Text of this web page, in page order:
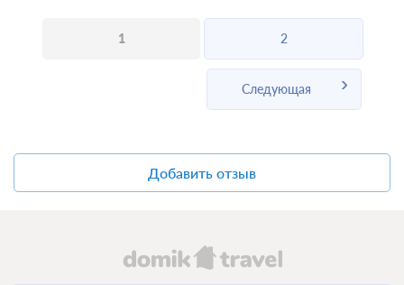
1 2
Следующая
Добавить отзыв